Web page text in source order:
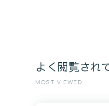
よく閲覧され
MOST VIEWED